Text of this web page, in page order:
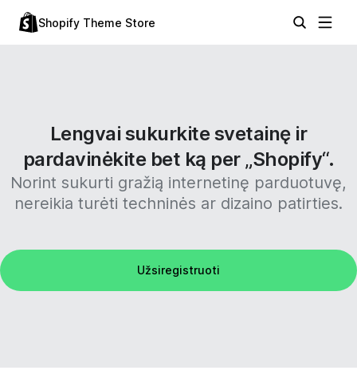
Shopify Theme Store
Lengvai sukurkite svetainę ir
pardavinėkite bet ką per „Shopify“.
Norint sukurti gražią internetinę parduotuvę,
nereikia turėti techninės ar dizaino patirties.
Užsiregistruoti